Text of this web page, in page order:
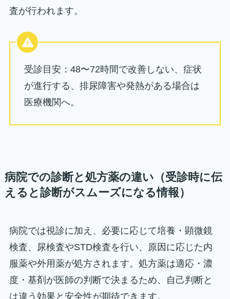
査が行われます。
受診目安：48〜72時間で改善しない、症状
が進行する、排尿障害や発熱がある場合は
医療機関へ。
病院での診断と処方薬の違い（受診時に伝
えると診断がスムーズになる情報）
病院では視診に加え、必要に応じて培養・顕微鏡
検査、尿検査やSTD検査を行い、原因に応じた内
服薬や外用薬が処方されます。処方薬は適応・濃
度・基剤が医師の判断で決まるため、自己判断と
は違う効果と安全性が期待できます。